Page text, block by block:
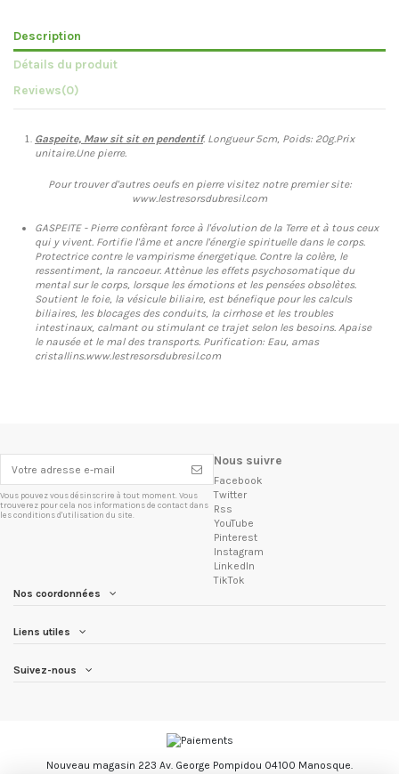
Description
Détails du produit
Reviews(0)
Gaspeite, Maw sit sit en pendentif. Longueur 5cm, Poids: 20g.Prix
unitaire.Une pierre.
Pour trouver d'autres oeufs en pierre visitez notre premier site:
www.lestresorsdubresil.com
GASPEITE - Pierre confèrant force à l'évolution de la Terre et à tous ceux
qui y vivent. Fortifie l'âme et ancre l'énergie spirituelle dans le corps.
Protectrice contre le vampirisme énergetique. Contre la colère, le
ressentiment, la rancoeur. Attènue les effets psychosomatique du
mental sur le corps, lorsque les émotions et les pensées obsolètes.
Soutient le foie, la vésicule biliaire, est bénefique pour les calculs
biliaires, les blocages des conduits, la cirrhose et les troubles
intestinaux, calmant ou stimulant ce trajet selon les besoins. Apaise
le nausée et le mal des transports. Purification: Eau, amas
cristallins.www.lestresorsdubresil.com
Vous pouvez vous désinscrire à tout moment. Vous
trouverez pour cela nos informations de contact dans
les conditions d'utilisation du site.
Nous suivre
Facebook
Twitter
Rss
YouTube
Pinterest
Instagram
LinkedIn
TikTok
Nos coordonnées
Liens utiles
Suivez-nous
Nouveau magasin 223 Av. George Pompidou 04100 Manosque.